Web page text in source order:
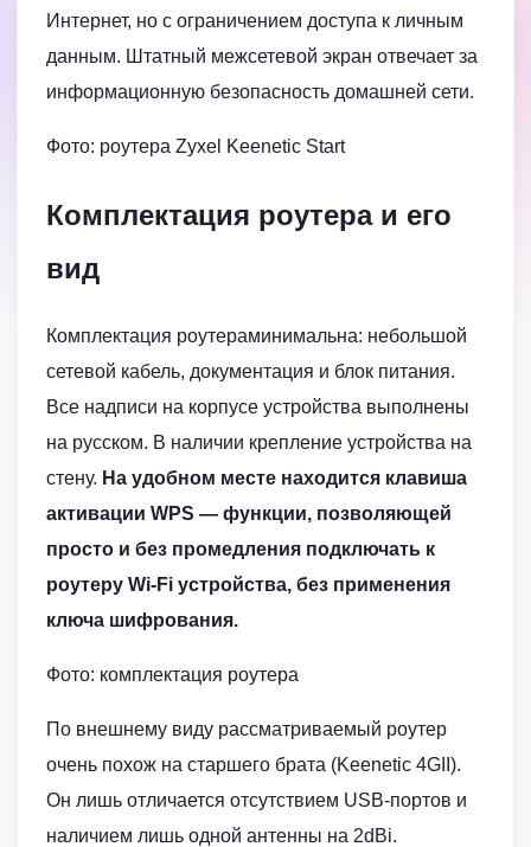
Интернет, но с ограничением доступа к личным
данным. Штатный межсетевой экран отвечает за
информационную безопасность домашней сети.
Фото: роутера Zyxel Keenetic Start
Комплектация роутера и его
вид
Комплектация роутераминимальна: небольшой
сетевой кабель, документация и блок питания.
Все надписи на корпусе устройства выполнены
на русском. В наличии крепление устройства на
стену. На удобном месте находится клавиша
активации WPS — функции, позволяющей
просто и без промедления подключать к
роутеру Wi-Fi устройства, без применения
ключа шифрования.
Фото: комплектация роутера
По внешнему виду рассматриваемый роутер
очень похож на старшего брата (Keenetic 4GII).
Он лишь отличается отсутствием USB-портов и
наличием лишь одной антенны на 2dBi.